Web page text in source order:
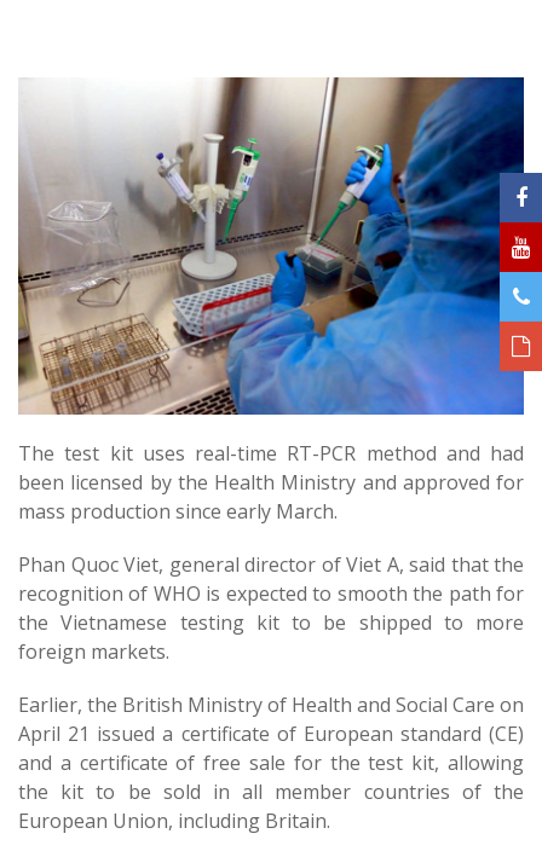
The test kit uses real-time RT-PCR method and had
been licensed by the Health Ministry and approved for
mass production since early March.
Phan Quoc Viet, general director of Viet A, said that the
recognition of WHO is expected to smooth the path for
the Vietnamese testing kit to be shipped to more
foreign markets.
Earlier, the British Ministry of Health and Social Care on
April 21 issued a certificate of European standard (CE)
and a certificate of free sale for the test kit, allowing
the kit to be sold in all member countries of the
European Union, including Britain.